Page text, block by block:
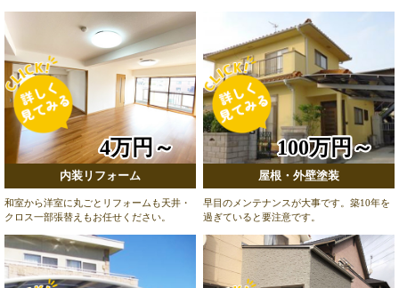
4万円～
内装リフォーム
和室から洋室に丸ごとリフォームも天井・
クロス一部張替えもお任せください。
100万円～
屋根・外壁塗装
早目のメンテナンスが大事です。築10年を
過ぎていると要注意です。